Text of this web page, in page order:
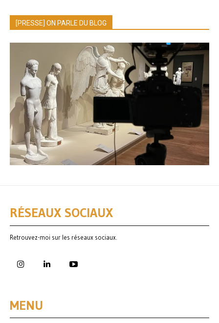
[PRESSE] ON PARLE DU BLOG
RÉSEAUX SOCIAUX
Retrouvez-moi sur les réseaux sociaux.
MENU